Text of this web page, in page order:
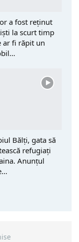
a fost reţinut
la scurt timp
ar fi răpit un
Bălți, gata să
refugiați
Anunțul